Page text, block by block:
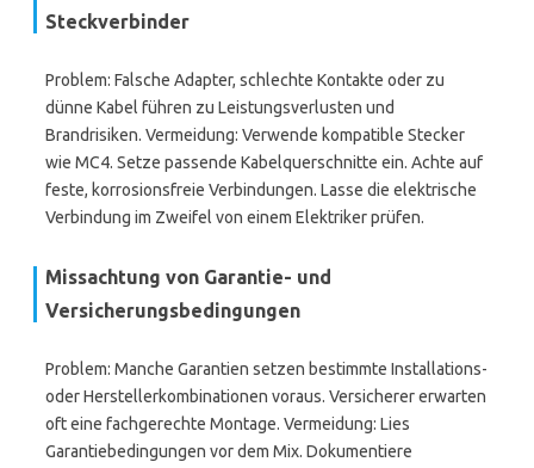
Steckverbinder
Problem: Falsche Adapter, schlechte Kontakte oder zu
dünne Kabel führen zu Leistungsverlusten und
Brandrisiken. Vermeidung: Verwende kompatible Stecker
wie MC4. Setze passende Kabelquerschnitte ein. Achte auf
feste, korrosionsfreie Verbindungen. Lasse die elektrische
Verbindung im Zweifel von einem Elektriker prüfen.
Missachtung von Garantie- und
Versicherungsbedingungen
Problem: Manche Garantien setzen bestimmte Installations-
oder Herstellerkombinationen voraus. Versicherer erwarten
oft eine fachgerechte Montage. Vermeidung: Lies
Garantiebedingungen vor dem Mix. Dokumentiere